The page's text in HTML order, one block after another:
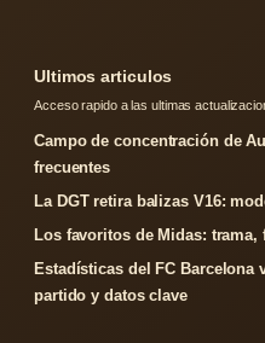
Ultimos articulos
Acceso rapido a las ultimas
Campo de concentración de
frecuentes
La DGT retira balizas V16:
Los favoritos de Midas:
Estadísticas del FC
partido y datos clave